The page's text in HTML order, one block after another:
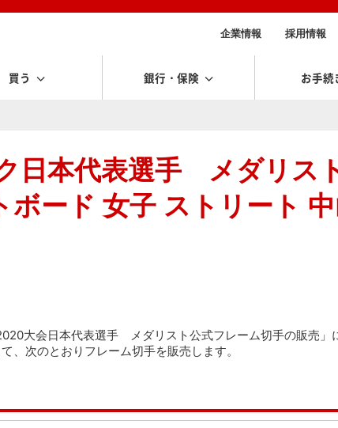
企業情報 採用情報
買う 銀行・保険 お手続
日本代表選手 メダリス
ボード 女子 ストリート
大会日本代表選手 メダリスト公式フレーム切手の販売」
、次のとおりフレーム切手を販売します。